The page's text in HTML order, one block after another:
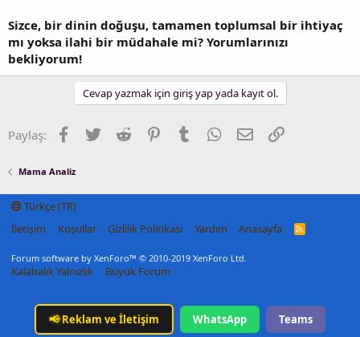
Sizce, bir dinin doğuşu, tamamen toplumsal bir ihtiyaç
mı yoksa ilahi bir müdahale mi? Yorumlarınızı
bekliyorum!
Cevap yazmak için giriş yap yada kayıt ol.
Paylaş: Facebook
TwitterReddit PinterestTumblrWhatsApp
E-postaLink
Mama Analiz
Türkçe (TR)
İletişim
Koşullar Gizlilik Politikası Yardım Anasayfa
R
Forum software by XenForo™ © 2010-2019 XenForo Ltd.
Kalabalık Yalnızlık Büyük Forum
📢Reklam ve İletişim WhatsApp Teams